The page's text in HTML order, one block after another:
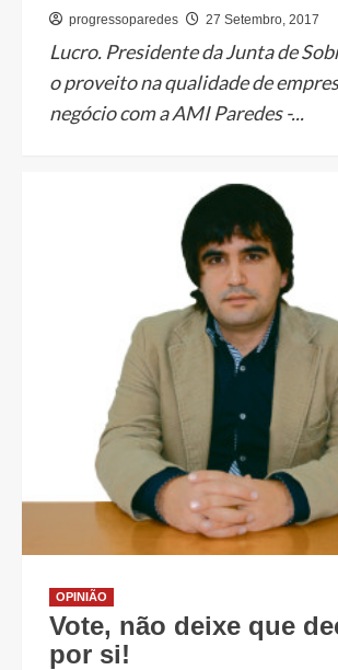
progressoparedes 27 Setembro, 2017
Lucro. Presidente da Junta de
o proveito na qualidade de
negócio com a AMI Paredes -...
OPINIÃO
Vote, não deixe que
por si!